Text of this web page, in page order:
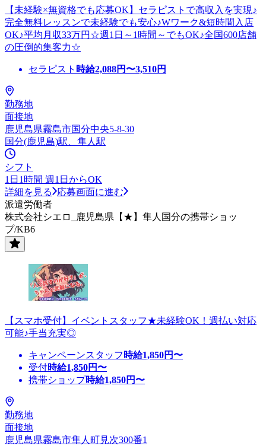
【未経験×無資格でも応募OK】セラピストで高収入を実現♪
完全無料レッスンで未経験でも安心♪Wワーク&短時間入店
OK♪平均月収33万円☆週1日～1時間～でもOK♪全国600店舗
の圧倒的集客力☆
セラピスト 時給2,088円〜3,510円
勤務地
面接地
鹿児島県霧島市国分中央5-8-30
国分(鹿児島)駅、隼人駅
シフト
1日1時間 週1日からOK
詳細を見る
応募画面に進む
派遣労働者
株式会社シエロ_鹿児島県【★】隼人国分の携帯ショッ
プ/KB6
【スマホ受付】イベントスタッフ★未経験OK！週払い対応
可能♪手当充実◎
キャンペーンスタッフ 時給1,850円〜
受付時給1,850円〜
携帯ショップ時給1,850円〜
勤務地
面接地
鹿児島県霧島市隼人町見次300番1